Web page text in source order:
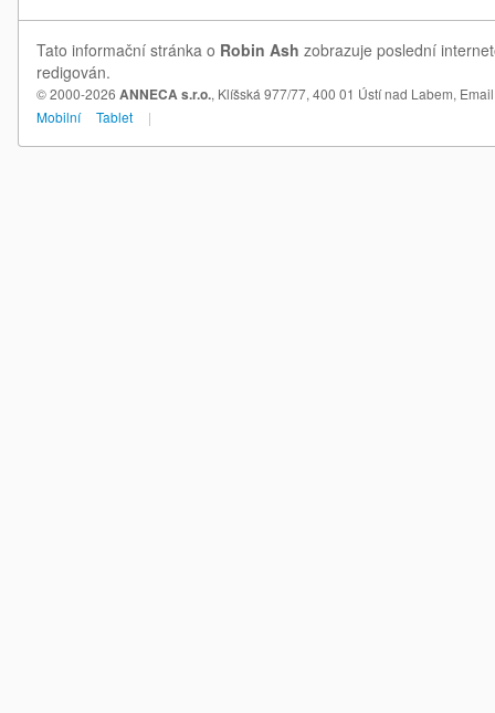
Tato informační stránka o Robin Ash zobrazuje poslední
redigován.
© 2000-2026 ANNECA s.r.o., Klíšská 977/77, 400 01 Ústí nad Labem,
Mobilní
Tablet |